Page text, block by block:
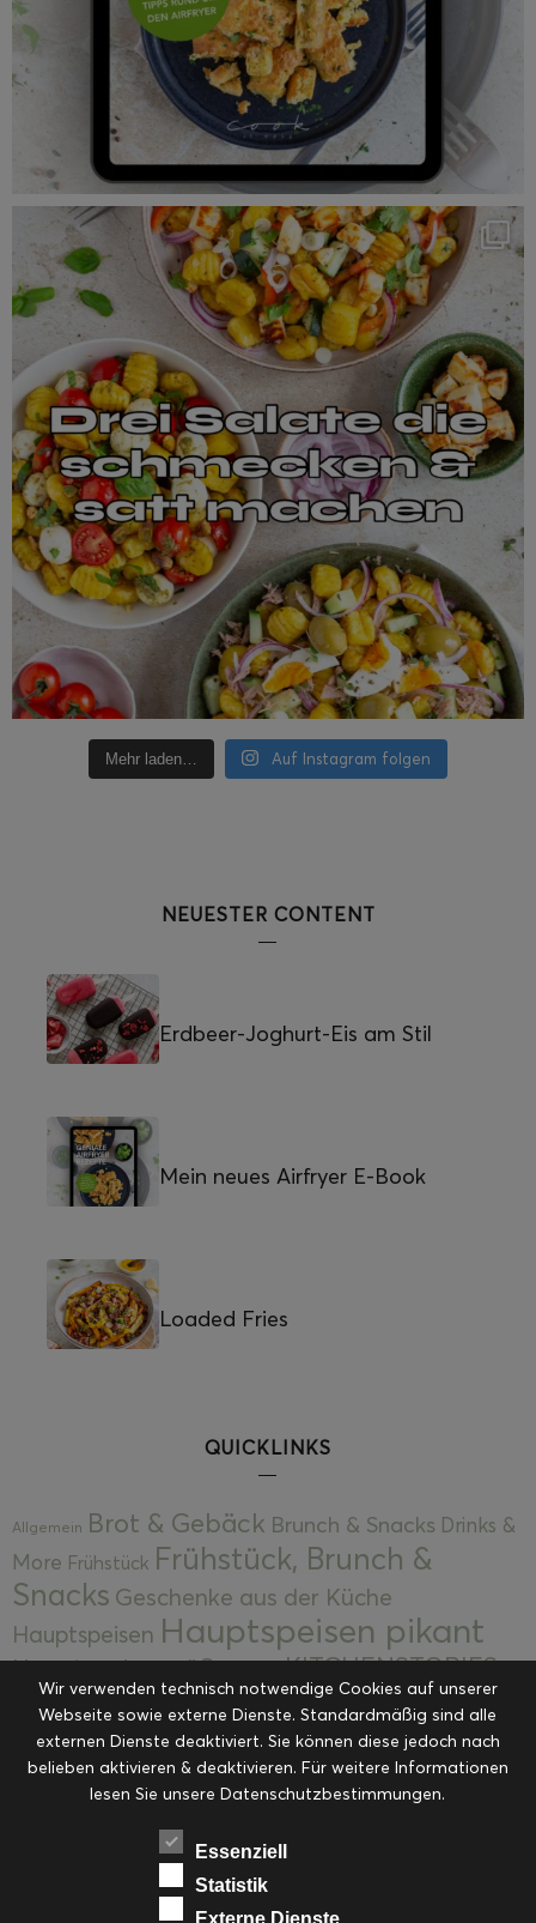
Mehr laden… Auf Instagram folgen
NEUESTER CONTENT
Erdbeer-Joghurt-Eis am Stil
Mein neues Airfryer E-Book
Loaded Fries
QUICKLINKS
Allgemein Brot & Gebäck Brunch & Snacks Drinks &
More Frühstück Frühstück, Brunch &
Snacks Geschenke aus der Küche
Hauptspeisen Hauptspeisen pikant
Hauptspeisen süßKekseKITCHENSTORIES
Kuchen, Torten & Desserts Kuchen und
Desserts Kulinarik Kulinarische Mitbringsel &
Eingemachtes Ohne Kategorie Ostern Resteküche
RezepteSaisonalSliderStartseite
Suppen, Salate & Vorspeisen
Vorspeisen, Salate & Suppen
Weihnachten Workshops & Events
Wir verwenden technisch notwendige Cookies auf unserer
Webseite sowie externe Dienste. Standardmäßig sind alle
externen Dienste deaktiviert. Sie können diese jedoch nach
belieben aktivieren & deaktivieren. Für weitere Informationen
lesen Sie unsere Datenschutzbestimmungen.
Essenziell
Statistik
Externe Dienste